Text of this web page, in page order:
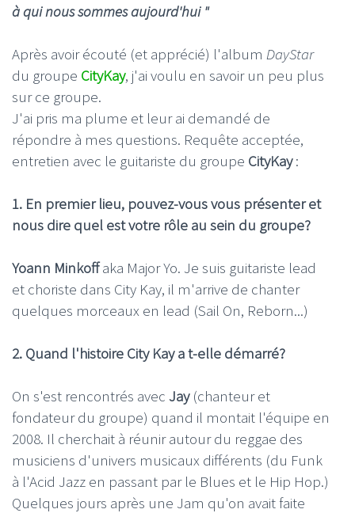
à qui nous sommes aujourd'hui "
Après avoir écouté (et apprécié) l'album DayStar
du groupe CityKay, j'ai voulu en savoir un peu plus
sur ce groupe.
J'ai pris ma plume et leur ai demandé de
répondre à mes questions. Requête acceptée,
entretien avec le guitariste du groupe CityKay:
1. En premier lieu, pouvez-vous vous présenter et
nous dire quel est votre rôle au sein du groupe?
Yoann Minkoffaka Major Yo. Je suis guitariste lead
et choriste dans City Kay, il m'arrive de chanter
quelques morceaux en lead (Sail On, Reborn...)
2. Quand l'histoire City Kay a t-elle démarré?
On s'est rencontrés avec Jay(chanteur et
fondateur du groupe) quand il montait l'équipe en
2008. Il cherchait à réunir autour du reggae des
musiciens d'univers musicaux différents (du Funk
à l'Acid Jazz en passant par le Blues et le Hip Hop.)
Quelques jours après une Jam qu'on avait faite